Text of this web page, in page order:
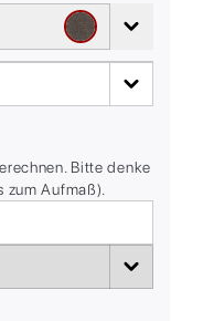
Bitte denke
Aufmaß).